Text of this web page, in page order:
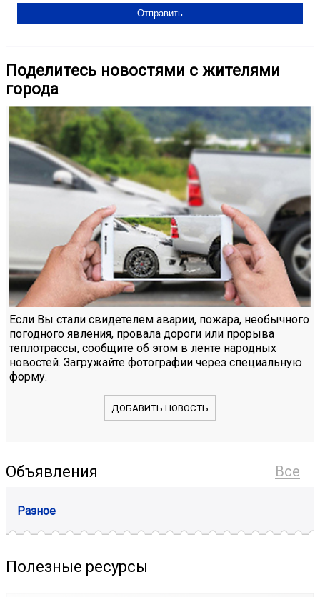
Поделитесь новостями с жителями
города
Если Вы стали свидетелем аварии, пожара, необычного
погодного явления, провала дороги или прорыва
теплотрассы, сообщите об этом в ленте народных
новостей. Загружайте фотографии через специальную
форму.
ДОБАВИТЬ НОВОСТЬ
Все
Объявления
Разное
Полезные ресурсы